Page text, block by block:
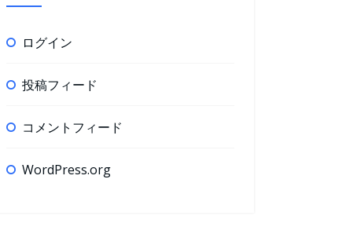
ログイン
投稿フィード
コメントフィード
WordPress.org